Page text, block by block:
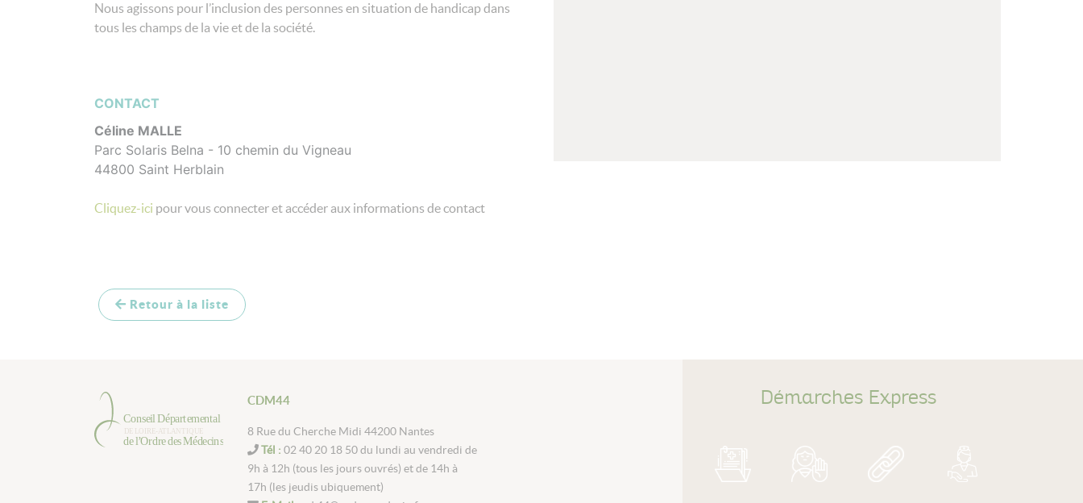
Nous agissons pour l’inclusion des personnes en situation de handicap dans
tous les champs de la vie et de la société.
CONTACT
Céline MALLE
Parc Solaris Belna - 10 chemin du Vigneau
44800 Saint Herblain
Cliquez-ici pour vous connecter et accéder aux informations de contact
Retour à la liste
CDM44
8 Rue du Cherche Midi 44200 Nantes
Tél : 02 40 20 18 50 du lundi au vendredi de
9h à 12h (tous les jours ouvrés) et de 14h à
17h (les jeudis ubiquement)
Démarches Express